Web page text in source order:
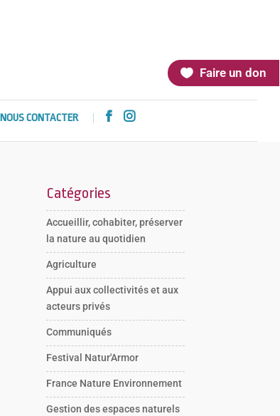
Faire un don
NOUS CONTACTER  
Catégories
Accueillir, cohabiter, préserver
la nature au quotidien
Agriculture
Appui aux collectivités et aux
acteurs privés
Communiqués
Festival Natur'Armor
France Nature Environnement
Gestion des espaces naturels